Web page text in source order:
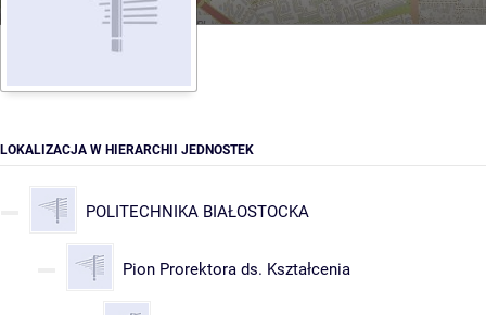
LOKALIZACJA W HIERARCHII JEDNOSTEK
POLITECHNIKA BIAŁOSTOCKA
Pion Prorektora ds. Kształcenia